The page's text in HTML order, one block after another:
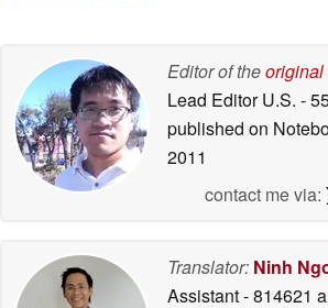
Editor of the
Lead Editor U.S. -
published on
2011
contact me via:
Translator: Ninh
Assistant- 814621